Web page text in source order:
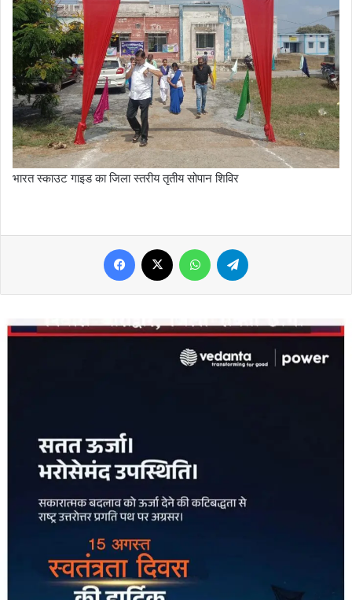
भारत स्काउट गाइड का जिला स्तरीय तृतीय सोपान शिविर
Facebook WhatsApp